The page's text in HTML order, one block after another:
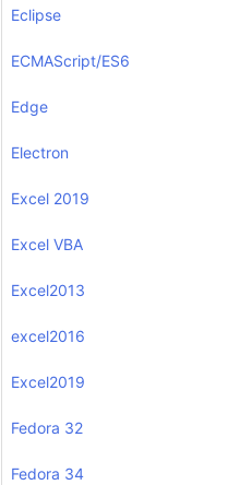
Eclipse
ECMAScript/ES6
Edge
Electron
Excel 2019
Excel VBA
Excel2013
excel2016
Excel2019
Fedora 32
Fedora 34